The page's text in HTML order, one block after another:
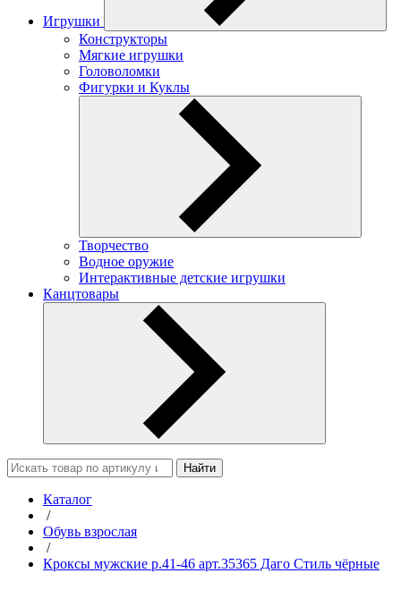
Игрушки
Конструкторы
Мягкие игрушки
Головоломки
Фигурки и Куклы
Творчество
Водное оружие
Интерактивные детские игрушки
Канцтовары
Найти
Каталог
/
Обувь взрослая
/
Кроксы мужские р.41-46 арт.35365 Даго Стиль чёрные